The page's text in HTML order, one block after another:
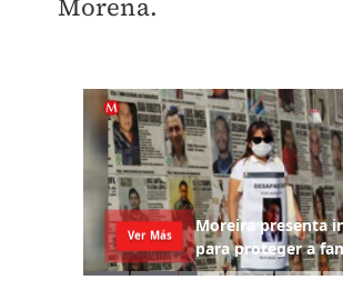
Morena.